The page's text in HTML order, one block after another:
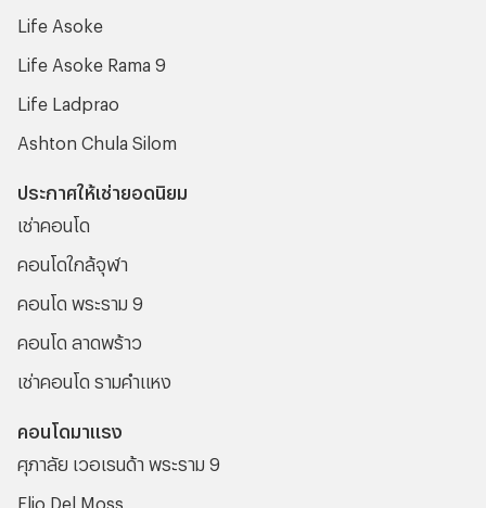
Life Asoke
Life Asoke Rama 9
Life Ladprao
Ashton Chula Silom
ประกาศให้เช่ายอดนิยม
เช่าคอนโด
คอนโดใกล้จุฬา
คอนโด พระราม 9
คอนโด ลาดพร้าว
เช่าคอนโด รามคําแหง
คอนโดมาแรง
ศุภาลัย เวอเรนด้า พระราม 9
Elio Del Moss